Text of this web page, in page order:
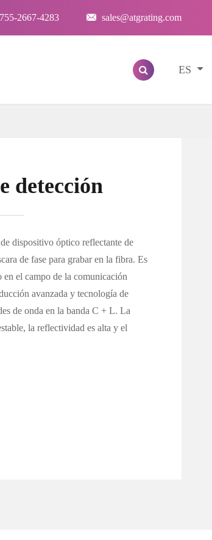
2667-4283  sales@atgrating.com
ES
detección
dispositivo óptico reflectante de
de fase para grabar en la fibra. Es
el campo de la comunicación
avanzada y tecnología de
de onda en la banda C + L. La
la reflectividad es alta y el